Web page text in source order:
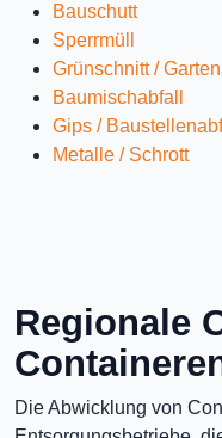
Bauschutt
Sperrmüll
Grünschnitt /
Baumischabfall
Gips /
Metalle / Schrott
Regionale
Die Abwicklung von